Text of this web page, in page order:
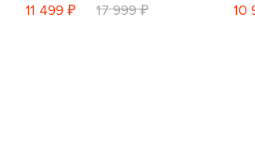
11 499 ₽ 17 999 ₽ 10